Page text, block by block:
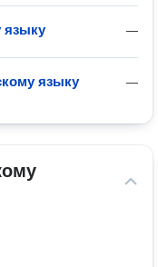
—
языку
—
языку